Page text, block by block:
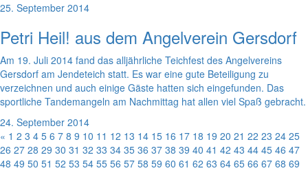
25. September 2014
Petri Heil! aus dem Angelverein Gersdorf
Am 19. Juli 2014 fand das alljährliche Teichfest des Angelvereins
Gersdorf am Jendeteich statt. Es war eine gute Beteiligung zu
verzeichnen und auch einige Gäste hatten sich eingefunden. Das
sportliche Tandemangeln am Nachmittag hat allen viel Spaß gebracht.
24. September 2014
« 1 2 3 4 5 6 7 8 9 10 11 12 13 14 15 16 17 18 19 20 21 22 23 24 25
26 27 28 29 30 31 32 33 34 35 36 37 38 39 40 41 42 43 44 45 46 47
48 49 50 51 52 53 54 55 56 57 58 59 60 61 62 63 64 65 66 67 68 69